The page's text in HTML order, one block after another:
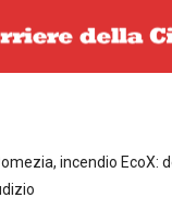
incendio EcoX: